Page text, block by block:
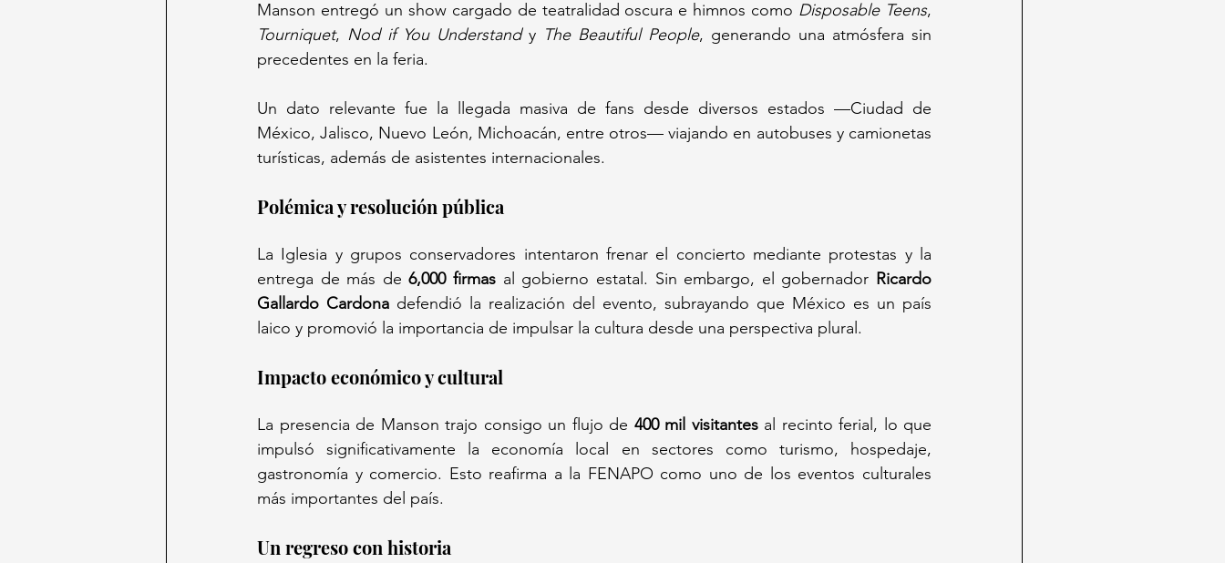
Manson entregó un show cargado de teatralidad oscura e himnos como Disposable Teens
Tourniquet, Nod if You Understand y The Beautiful People, generando una atmósfera sin
precedentes en la feria.
Un dato relevante fue la llegada masiva de fans desde diversos estados —Ciudad de
México, Jalisco, Nuevo León, Michoacán, entre otros— viajando en autobuses y camionetas
turísticas, además de asistentes internacionales.
Polémica y resolución pública
La Iglesia y grupos conservadores intentaron frenar el concierto mediante protestas y la
entrega de más de 6,000 firmas al gobierno estatal. Sin embargo, el gobernador Ricardo
Gallardo Cardona defendió la realización del evento, subrayando que México es un país
laico y promovió la importancia de impulsar la cultura desde una perspectiva plural.
Impacto económico y cultural
La presencia de Manson trajo consigo un flujo de 400 mil visitantes al recinto ferial, lo que
impulsó significativamente la economía local en sectores como turismo, hospedaje,
gastronomía y comercio. Esto reafirma a la FENAPO como uno de los eventos culturales
más importantes del país.
Un regreso con historia